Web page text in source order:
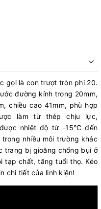
gọi là con trượt tròn phi 20.
đường kính trong 20mm,
chiều cao 41mm, phù hợp
làm từ thép chịu lực,
nhiệt độ từ -15°C đến
nhiều môi trường khác
trang bị gioăng chống bụi ở
tạp chất, tăng tuổi thọ. Kéo
chi tiết của linh kiện!